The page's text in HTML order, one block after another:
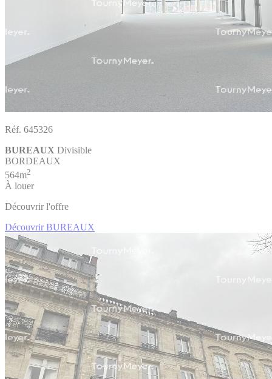
Réf. 645326
BUREAUX Divisible
BORDEAUX
564m2
À louer
Découvrir l'offre
Découvrir BUREAUX